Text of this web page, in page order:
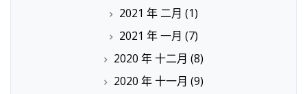
2021 年 二月 (1)
2021 年 一月 (7)
2020 年 十二月 (8)
2020 年 十一月 (9)